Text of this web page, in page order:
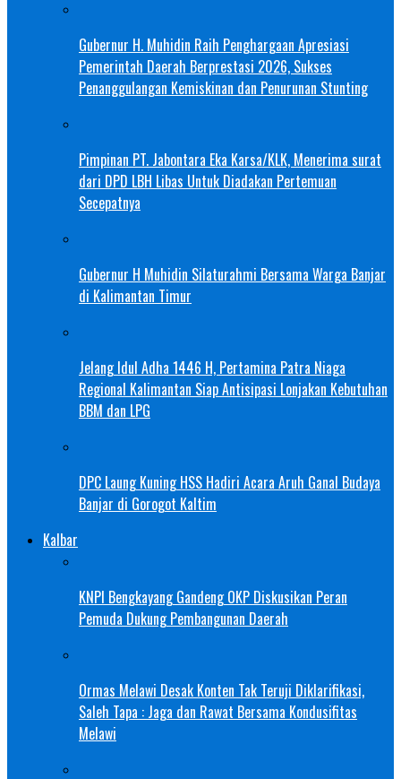
Gubernur H. Muhidin Raih Penghargaan Apresiasi
Pemerintah Daerah Berprestasi 2026, Sukses
Penanggulangan Kemiskinan dan Penurunan Stunting
Pimpinan PT. Jabontara Eka Karsa/KLK, Menerima surat
dari DPD LBH Libas Untuk Diadakan Pertemuan
Secepatnya
Gubernur H Muhidin Silaturahmi Bersama Warga Banjar
di Kalimantan Timur
Jelang Idul Adha 1446 H, Pertamina Patra Niaga
Regional Kalimantan Siap Antisipasi Lonjakan Kebutuhan
BBM dan LPG
DPC Laung Kuning HSS Hadiri Acara Aruh Ganal Budaya
Banjar di Gorogot Kaltim
Kalbar
KNPI Bengkayang Gandeng OKP Diskusikan Peran
Pemuda Dukung Pembangunan Daerah
Ormas Melawi Desak Konten Tak Teruji Diklarifikasi,
Saleh Tapa : Jaga dan Rawat Bersama Kondusifitas
Melawi